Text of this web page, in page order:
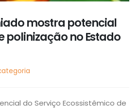
mostra potencial
polinização no Estado
do Serviço Ecossistêmico de